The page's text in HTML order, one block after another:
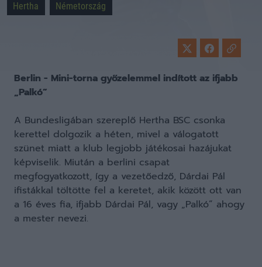
Hertha
Németország
Berlin - Mini-torna győzelemmel indított az ifjabb
„Palkó”
A Bundesligában szereplő Hertha BSC csonka
kerettel dolgozik a héten, mivel a válogatott
szünet miatt a klub legjobb játékosai hazájukat
képviselik. Miután a berlini csapat
megfogyatkozott, így a vezetőedző, Dárdai Pál
ifistákkal töltötte fel a keretet, akik között ott van
a 16 éves fia, ifjabb Dárdai Pál, vagy „Palkó” ahogy
a mester nevezi.